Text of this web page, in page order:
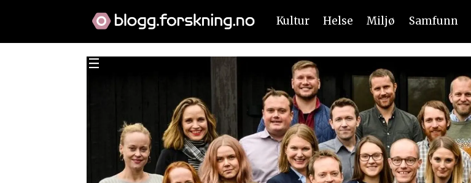
Kultur Helse Miljø Samfunn